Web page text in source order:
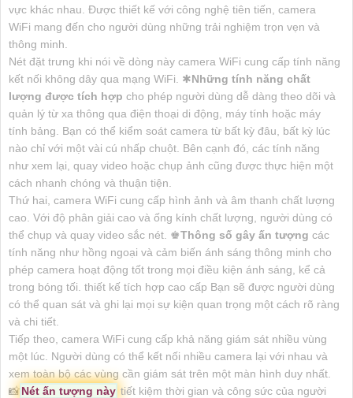
vực khác nhau. Được thiết kế với công nghệ tiên tiến, camera
WiFi mang đến cho người dùng những trải nghiệm trọn vẹn và
thông minh.
Nét đặt trưng khi nói về dòng này camera WiFi cung cấp tính năng
kết nối không dây qua mạng WiFi. ✱Những tính năng chất
lượng được tích hợp cho phép người dùng dễ dàng theo dõi và
quản lý từ xa thông qua điện thoại di động, máy tính hoặc máy
tính bảng. Bạn có thể kiểm soát camera từ bất kỳ đâu, bất kỳ lúc
nào chỉ với một vài cú nhấp chuột. Bên cạnh đó, các tính năng
như xem lại, quay video hoặc chụp ảnh cũng được thực hiện một
cách nhanh chóng và thuận tiện.
Thứ hai, camera WiFi cung cấp hình ảnh và âm thanh chất lượng
cao. Với độ phân giải cao và ống kính chất lượng, người dùng có
thể chụp và quay video sắc nét. ♚Thông số gây ấn tượng các
tính năng như hồng ngoại và cảm biến ánh sáng thông minh cho
phép camera hoạt động tốt trong mọi điều kiện ánh sáng, kể cả
trong bóng tối. thiết kế tích hợp cao cấp Bạn sẽ được người dùng
có thể quan sát và ghi lại mọi sự kiện quan trọng một cách rõ ràng
và chi tiết.
Tiếp theo, camera WiFi cung cấp khả năng giám sát nhiều vùng
một lúc. Người dùng có thể kết nối nhiều camera lại với nhau và
xem toàn bộ các vùng cần giám sát trên một màn hình duy nhất.
📸Nét ấn tượng này tiết kiệm thời gian và công sức của người